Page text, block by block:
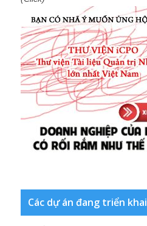
Các dự án đang triển khai